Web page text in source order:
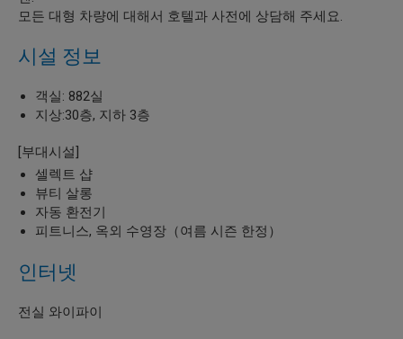
모든 대형 차량에 대해서 호텔과 사전에 상담해 주세요.
시설 정보
객실: 882실
지상:30층, 지하 3층
[부대시설]
셀렉트 샵
뷰티 살롱
자동 환전기
피트니스, 옥외 수영장（여름 시즌 한정）
인터넷
전실 와이파이